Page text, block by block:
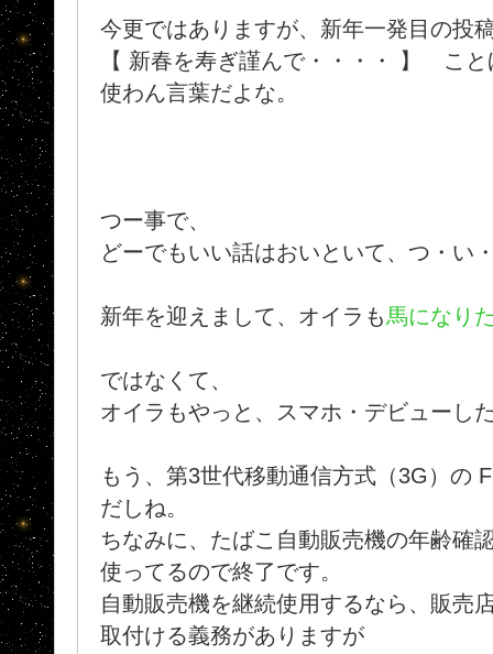
今更ではありますが、新年一発目の投
【 新春を寿ぎ謹んで・・・・ 】 こ
使わん言葉だよな。
つー事で、
どーでもいい話はおいといて、つ・い
新年を迎えまして、オイラも馬になり
ではなくて、
オイラもやっと、スマホ・デビューし
もう、第3世代移動通信方式（3G）の
だしね。
ちなみに、たばこ自動販売機の年齢確
使ってるので終了です。
自動販売機を継続使用するなら、販売
取付ける義務がありますが